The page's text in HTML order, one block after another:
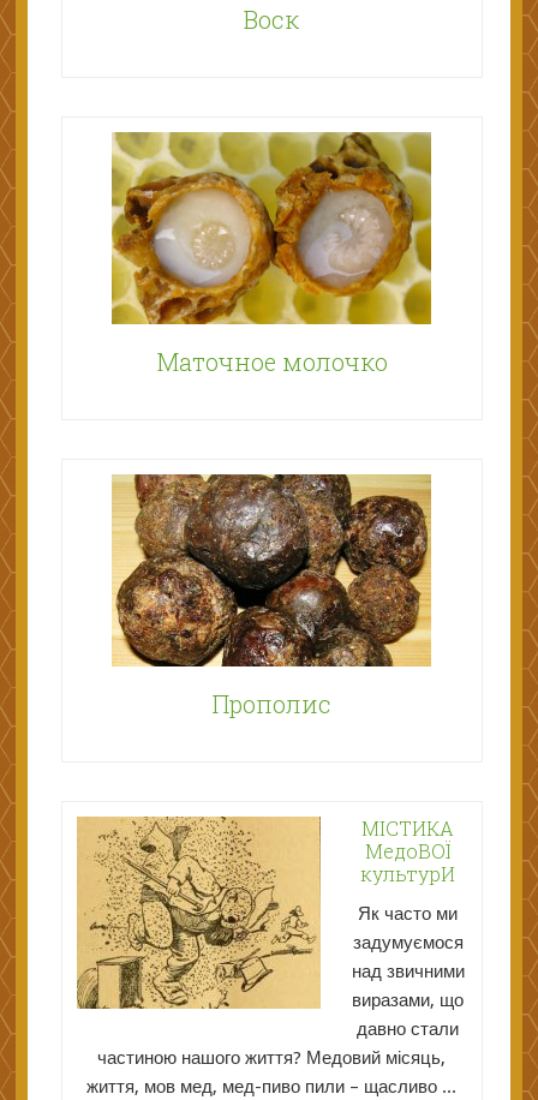
Воск
Маточное молочко
Прополис
МІСТИКА
МедоВОЇ
культурИ
Як часто ми
задумуємося
над звичними
виразами, що
давно стали
частиною нашого життя? Медовий місяць,
життя, мов мед, мед-пиво пили – щасливо ...